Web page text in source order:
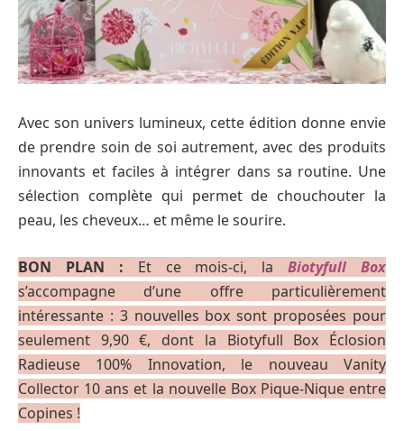
Avec son univers lumineux, cette édition donne envie
de prendre soin de soi autrement, avec des produits
innovants et faciles à intégrer dans sa routine. Une
sélection complète qui permet de chouchouter la
peau, les cheveux… et même le sourire.
BON PLAN : Et ce mois-ci, laBiotyfull Box
s’accompagne d’une offre particulièrement
intéressante : 3 nouvelles box sont proposées pour
seulement 9,90 €, dont la Biotyfull Box Éclosion
Radieuse 100% Innovation, le nouveau Vanity
Collector 10 ans et la nouvelle Box Pique-Nique entre
Copines !